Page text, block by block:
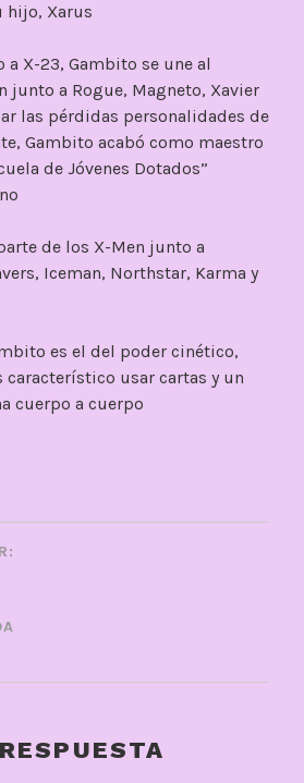
hijo, Xarus
a X-23, Gambito se une al
junto a Rogue, Magneto, Xavier
las pérdidas personalidades de
Gambito acabó como maestro
de Jóvenes Dotados”
de los X-Men junto a
Iceman, Northstar, Karma y
es el del poder cinético,
usar cartas y un
cuerpo a cuerpo